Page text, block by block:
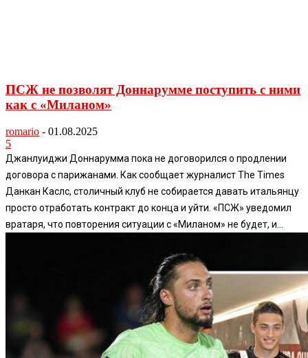
ПСЖ не позволят Доннарумме поступить с ними
как с «Миланом»
romario - 01.08.2025
5
Джанлуиджи Доннарумма пока не договорился о продлении
договора с парижанами. Как сообщает журналист The Times
Данкан Каслс, столичный клуб не собирается давать итальянцу
просто отработать контракт до конца и уйти. «ПСЖ» уведомил
вратаря, что повторения ситуации с «Миланом» не будет, и...